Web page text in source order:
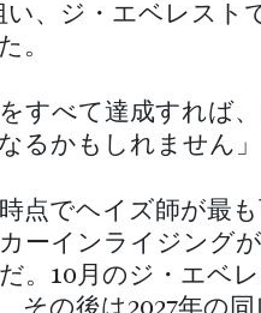
い、ジ・エベレスト
。
をすべて達成すれば
るかもしれません」
点でヘイズ師が最
ーインライジング
。10月のジ・エベ